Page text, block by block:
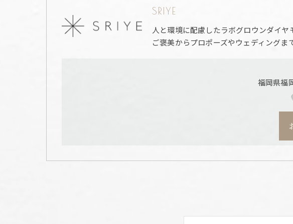
SRIYE
人と環境に配慮したラボグロウンダイ
ご褒美からプロポーズやウェディングま
福岡県福